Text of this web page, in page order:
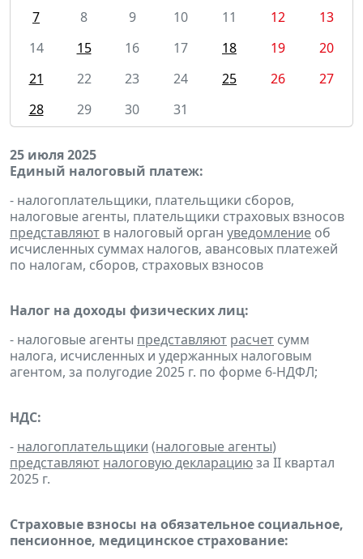
7
8 9 10 11 12
13
14
15 16 17 18 19
20
21
22 23 24 25 26
27
28
29 30 31
25 июля 2025
Единый налоговый платеж:
- налогоплательщики, плательщики сборов,
налоговые агенты, плательщики страховых взносов
представляют в налоговый орган уведомление об
исчисленных суммах налогов, авансовых платежей
по налогам, сборов, страховых взносов
Налог на доходы физических лиц:
- налоговые агенты представляют расчет сумм
налога, исчисленных и удержанных налоговым
агентом, за полугодие 2025 г. по форме 6-НДФЛ;
НДС:
- налогоплательщики (налоговые агенты)
представляют налоговую декларациюза II квартал
2025 г.
Страховые взносы на обязательное социальное,
пенсионное, медицинское страхование: